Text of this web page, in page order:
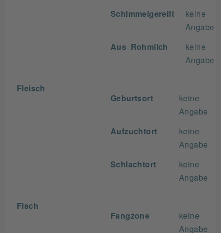
Schimmelgereift
keine
Angabe
Aus Rohmilch
keine
Angabe
Fleisch
Geburtsort
keine
Angabe
Aufzuchtort
keine
Angabe
Schlachtort
keine
Angabe
Fisch
Fangzone
keine
Angabe